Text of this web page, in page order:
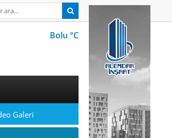
Bolu °C
Galeri